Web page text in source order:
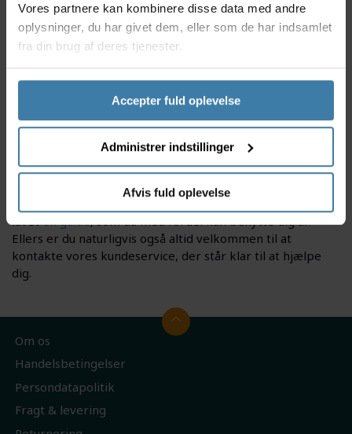
Vores partnere kan kombinere disse data med andre
oplysninger, du har givet dem, eller som de har indsamlet
fra din brug af deres tjenester.
Accepter fuld oplevelse
Administrer indstillinger
Afvis fuld oplevelse
Sikker og nem montering
Vi har gjort det nemt for dig at montere dine klinger, idet
vi har et stort udvalg af klingebolte. Ikke alene kan du
nemt finde det rette antal og de rette størrelser, du har
også mulighed for at finde smarte farver, der kan give din
cykel et ekstra visuelt boost.
Vi står klar til at hjælpe dig
Har du brug for hjælp til at finde den rigtige
klingestørrelse med det rette fixmål, har vi her på siden
laveten guide, som du med fordel kan benytte dig af.
Ellers er du naturligvis også altid velkommen til at
kontakte vores kundeservice, der står klar til at hjælpe
dig.
Om os
Handelsbetingelser
Persondatapolitik
Fragt & levering